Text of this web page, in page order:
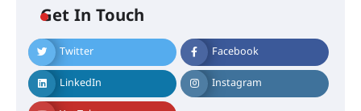
Get In Touch
Twitter Facebook
LinkedIn Instagram
അരങ്ങ് 2026-ന്
സാംസ്കാരികപ്പൊലിമയോടെ
സമാപനം